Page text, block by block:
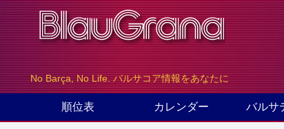
No Barça, No Life. バルサコア情報をあなたに
順位表 カレンダー バルサ